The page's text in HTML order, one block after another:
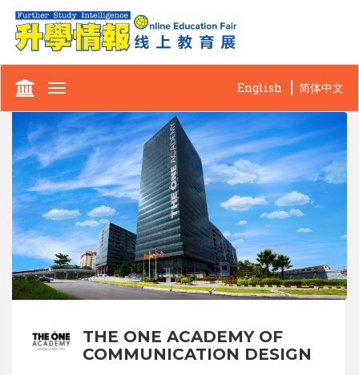
Toggle
English 简体中文
THE ONE ACADEMY OF
COMMUNICATION DESIGN